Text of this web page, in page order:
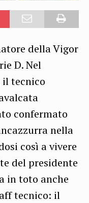
della Vigor
D. Nel
tecnico
confermato
nella
così a vivere
del presidente
in toto anche
tecnico: il